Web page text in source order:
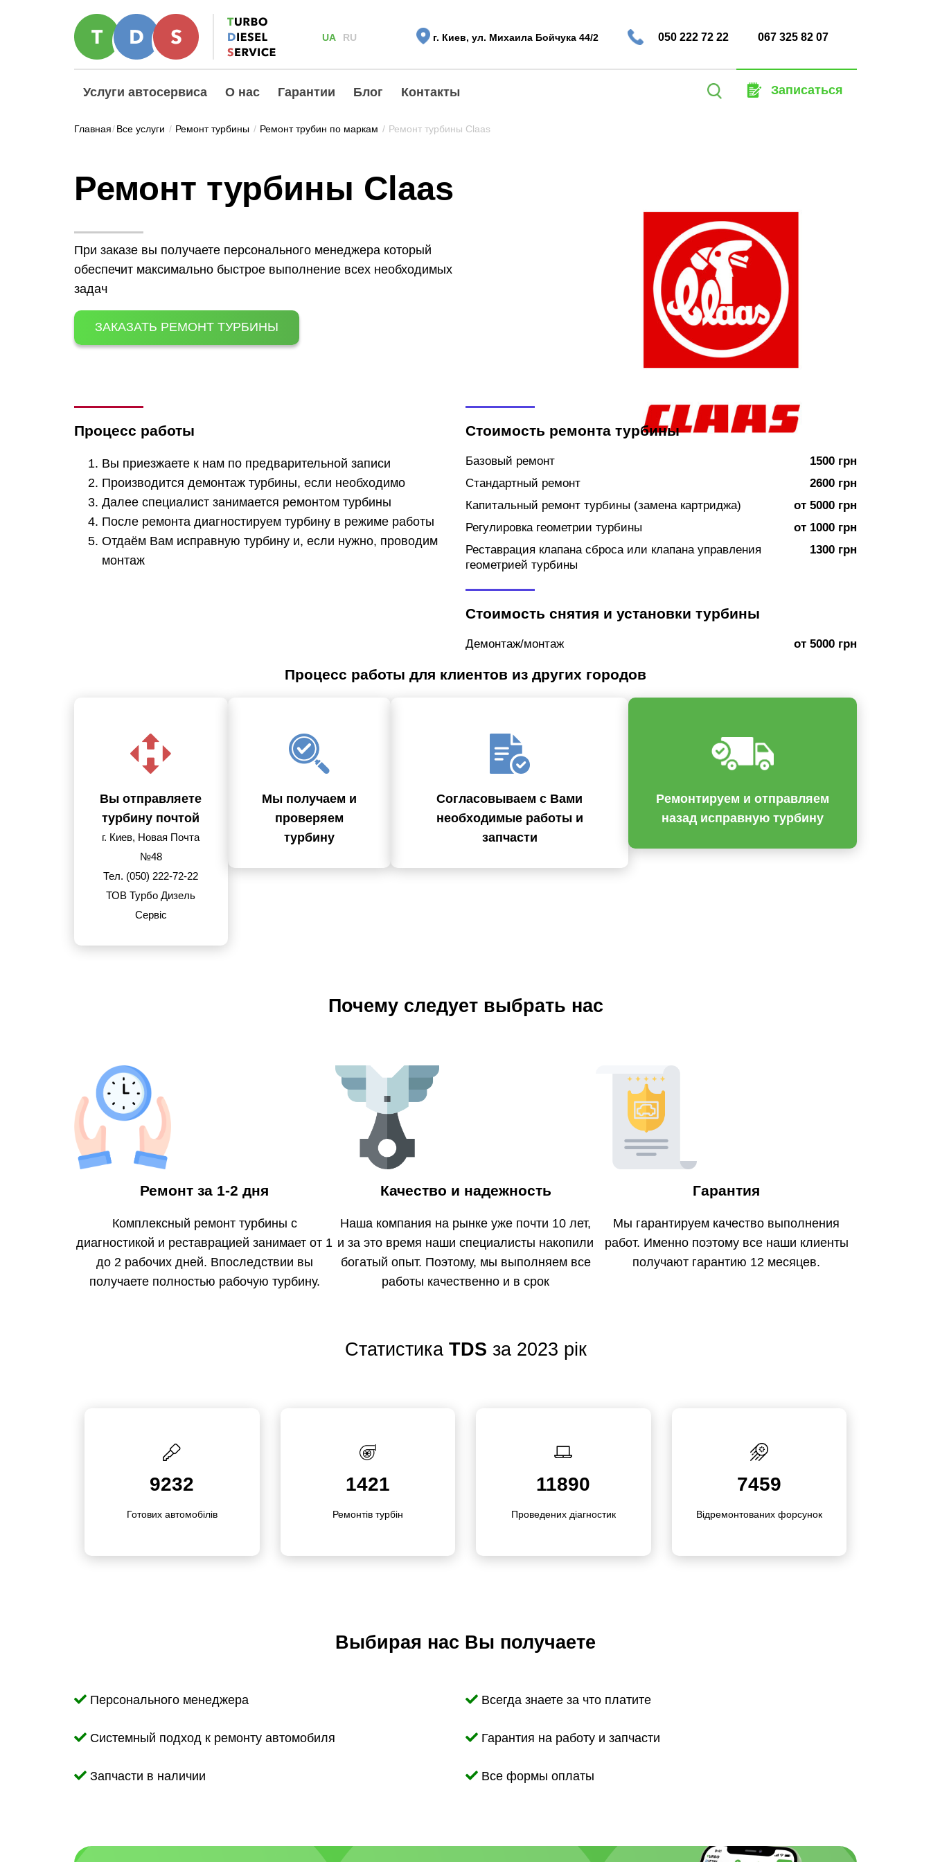
RU
UA г. Киев, ул. Михаила Бойчука 44/2 050 222 72 22 067 325 82 07
Услуги автосервиса О нас Гарантии Блог Контакты
Найти: Записаться
Главная/Все услуги / Ремонт турбины / Ремонт трубин по маркам / Ремонт турбины Claas
Ремонт турбины Claas
При заказе вы получаете персонального менеджера который
обеспечит максимально быстрое выполнение всех необходимых
задач
ЗАКАЗАТЬ РЕМОНТ ТУРБИНЫ
Процесс работы
Вы приезжаете к нам по предварительной записи
Производится демонтаж турбины, если необходимо
Далее специалист занимается ремонтом турбины
После ремонта диагностируем турбину в режиме работы
Отдаём Вам исправную турбину и, если нужно, проводим
монтаж
Стоимость ремонта турбины
Базовый ремонт
1500 грн
Стандартный ремонт
2600 грн
Капитальный ремонт турбины (замена картриджа)
от 5000 грн
Регулировка геометрии турбины
от 1000 грн
Реставрация клапана сброса или клапана управления
геометрией турбины
1300 грн
Стоимость снятия и установки турбины
Демонтаж/монтаж от 5000 грн
Процесс работы для клиентов из других городов
Вы отправляете
турбину почтой
г. Киев, Новая Почта
№48
Тел. (050) 222-72-22
ТОВ Турбо Дизель
Сервіс
Мы получаем и
проверяем
турбину
Согласовываем с Вами
необходимые работы и
запчасти
Ремонтируем и отправляем
назад исправную турбину
Почему следует выбрать нас
Ремонт за 1-2 дня
Комплексный ремонт турбины с
диагностикой и реставрацией занимает от 1
до 2 рабочих дней. Впоследствии вы
получаете полностью рабочую турбину.
Качество и надежность
Наша компания на рынке уже почти 10 лет,
и за это время наши специалисты накопили
богатый опыт. Поэтому, мы выполняем все
работы качественно и в срок
Гарантия
Мы гарантируем качество выполнения
работ. Именно поэтому все наши клиенты
получают гарантию 12 месяцев.
Статистика TDS за 2023 рік
9232
Готових автомо­білів
1421
Ремонтів турбін
11890
Прове­дених діагностик
7459
Відремон­това­них форсунок
Выбирая нас Вы получаете
Персонального менеджера
Системный подход к ремонту автомобиля
Запчасти в наличии
Всегда знаете за что платите
Гарантия на работу и запчасти
Все формы оплаты